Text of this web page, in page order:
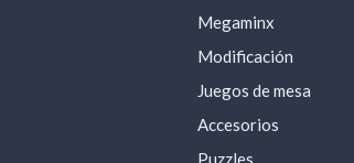
Megaminx
Modificación
Juegos de mesa
Accesorios